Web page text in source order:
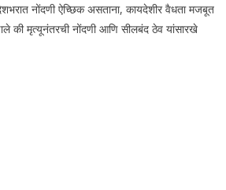
नोंदणी ऐच्छिक असताना, कायदेशीर वैधता मजबूत
की मृत्यूनंतरची नोंदणी आणि सीलबंद ठेव यांसारखे